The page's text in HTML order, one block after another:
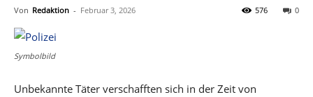
Von Redaktion - Februar 3, 2026 0
576
Symbolbild
Unbekannte Täter verschafften sich in der Zeit von